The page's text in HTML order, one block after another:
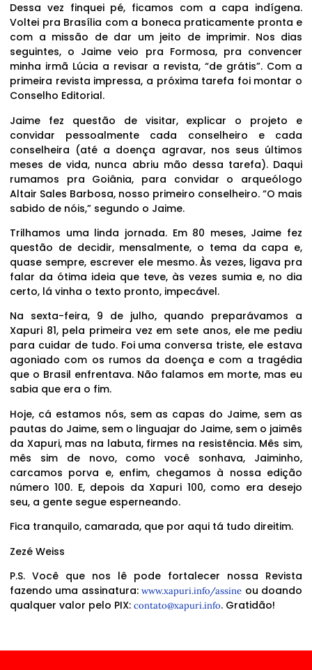
Dessa vez finquei pé, ficamos com a capa indígena.
Voltei pra Brasília com a boneca praticamente pronta e
com a missão de dar um jeito de imprimir. Nos dias
seguintes, o Jaime veio pra Formosa, pra convencer
minha irmã Lúcia a revisar a revista, “de grátis”. Com a
primeira revista impressa, a próxima tarefa foi montar o
Conselho Editorial.
Jaime fez questão de visitar, explicar o projeto e
convidar pessoalmente cada conselheiro e cada
conselheira (até a doença agravar, nos seus últimos
meses de vida, nunca abriu mão dessa tarefa). Daqui
rumamos pra Goiânia, para convidar o arqueólogo
Altair Sales Barbosa, nosso primeiro conselheiro. “O mais
sabido de nóis,” segundo o Jaime.
Trilhamos uma linda jornada. Em 80 meses, Jaime fez
questão de decidir, mensalmente, o tema da capa e,
quase sempre, escrever ele mesmo. Às vezes, ligava pra
falar da ótima ideia que teve, às vezes sumia e, no dia
certo, lá vinha o texto pronto, impecável.
Na sexta-feira, 9 de julho, quando preparávamos a
Xapuri 81, pela primeira vez em sete anos, ele me pediu
para cuidar de tudo. Foi uma conversa triste, ele estava
agoniado com os rumos da doença e com a tragédia
que o Brasil enfrentava. Não falamos em morte, mas eu
sabia que era o fim.
Hoje, cá estamos nós, sem as capas do Jaime, sem as
pautas do Jaime, sem o linguajar do Jaime, sem o jaimês
da Xapuri, mas na labuta, firmes na resistência. Mês sim,
mês sim de novo, como você sonhava, Jaiminho,
carcamos porva e, enfim, chegamos à nossa edição
número 100. E, depois da Xapuri 100, como era desejo
seu, a gente segue esperneando.
Fica tranquilo, camarada, que por aqui tá tudo direitim.
Zezé Weiss
P.S. Você que nos lê pode fortalecer nossa Revista
fazendo uma assinatura:www.xapuri.info/assine ou doando
qualquer valor pelo PIX: contato@xapuri.info. Gratidão!